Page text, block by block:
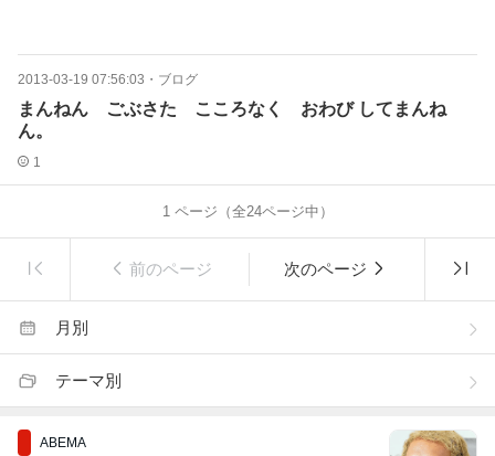
2013-03-19 07:56:03 ・ ブログ
まんねん ごぶさた こころなく おわび してまんね
ん。
1
1ページ（全24ページ中）
前のページ 次のページ
月別
テーマ別
ABEMA